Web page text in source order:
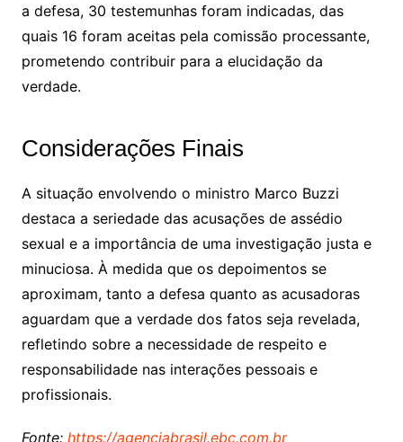
a defesa, 30 testemunhas foram indicadas, das
quais 16 foram aceitas pela comissão processante,
prometendo contribuir para a elucidação da
verdade.
Considerações Finais
A situação envolvendo o ministro Marco Buzzi
destaca a seriedade das acusações de assédio
sexual e a importância de uma investigação justa e
minuciosa. À medida que os depoimentos se
aproximam, tanto a defesa quanto as acusadoras
aguardam que a verdade dos fatos seja revelada,
refletindo sobre a necessidade de respeito e
responsabilidade nas interações pessoais e
profissionais.
Fonte: https://agenciabrasil.ebc.com.br